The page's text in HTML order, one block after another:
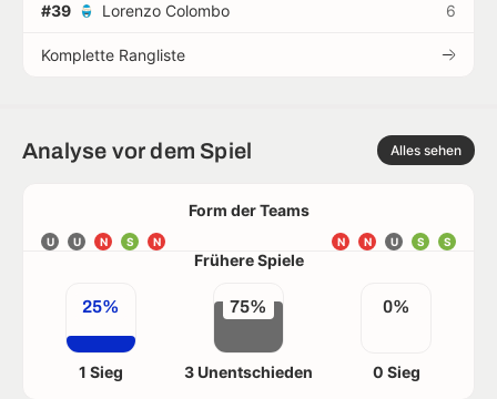
#39 Lorenzo Colombo 6
Komplette Rangliste
Analyse vor dem Spiel Alles sehen
Form der Teams
U U N S N S
S
U
N
N
Frühere Spiele
25%
1 Sieg
75%
3 Unentschieden
0%
0 Sieg